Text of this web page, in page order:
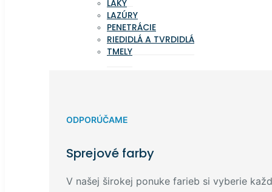
LAKY
LAZÚRY
PENETRÁCIE
RIEDIDLÁ A TVRDIDLÁ
TMELY
ODPORÚČAME
Sprejové farby
V našej širokej ponuke farieb si vyberie